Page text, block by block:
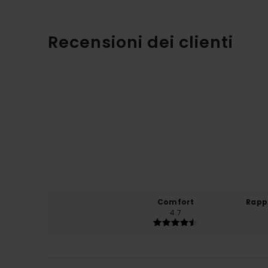
Recensioni dei clienti
Comfort
4.7